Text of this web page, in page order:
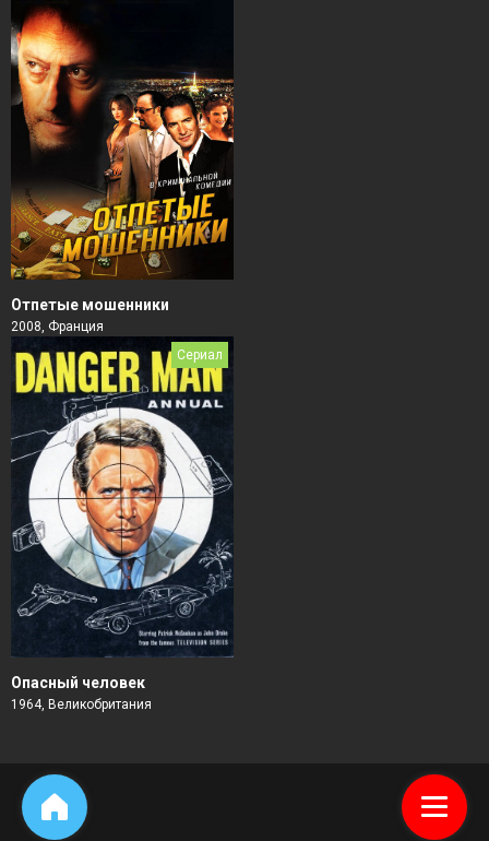
Отпетые мошенники
2008, Франция
Сериал
Опасный человек
1964, Великобритания